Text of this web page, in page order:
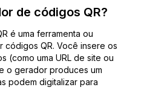
de códigos QR?
é uma ferramenta ou
códigos QR. Você insere os
(como uma URL de site ou
o gerador produces um
podem digitalizar para